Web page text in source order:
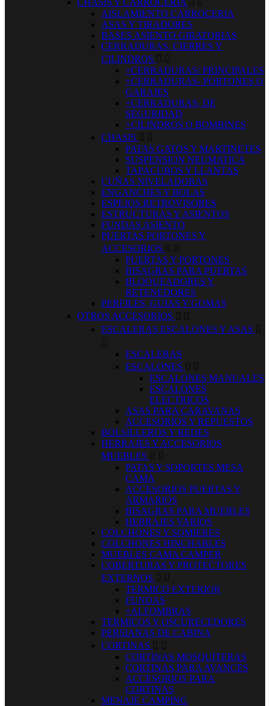
CHASIS Y CARROCERIA  
AISLAMIENTO CARROCERIA
ASAS Y TIRADORES
BASES ASIENTO GIRATORIAS
CERRADURAS, CIERRES Y
CILINDROS  
+CERRADURAS/ PRINCIPALES
+CERRADURAS- PORTONES O
GARAJES
+CERRADURAS, DE
SEGURIDAD
+CILINDROS O BOMBINES
CHASIS  
PATAS GATOS Y MARTINETES
SUSPENSION NEUMATICA
TAPACUBOS Y LLANTAS
CUÑAS NIVELADORAS
ENGANCHES Y BOLAS
ESPEJOS RETROVISORES
ESTRUCTURAS Y ASIENTOS
FUNDAS ASIENTO
PUERTAS PORTONES Y
ACCESORIOS  
PUERTAS Y PORTONES
BISAGRAS PARA PUERTAS
BLOQUEADORES Y
RETENEDORES
PERFILES, GUIAS Y GOMAS
OTROS ACCESORIOS  
ESCALERAS ESCALONES Y ASAS 

ESCALERAS
ESCALONES  
ESCALONES MANUALES
ESCALONES
ELECTRICOS
ASAS PARA CARAVANAS
ACCESORIOS Y REPUESTOS
BOLSILLEROS Y REDES
HERRAJES Y ACCESORIOS
MUEBLES  
PATAS Y SOPORTES MESA
CAMA
ACCESORIOS PUERTAS Y
ARMARIOS
BISAGRAS PARA MUEBLES
HERRAJES VARIOS
COLCHONES Y SOMIERES
COLCHONES HINCHABLES
MUEBLES CAMA CAMPER
COBERTURAS Y PROTECTORES
EXTERNOS  
TERMICO EXTERIOR
FUNDAS
+ALFOMBRAS
TERMICOS Y OSCURECEDORES
PERSIANAS DE CABINA
CORTINAS  
CORTINAS MOSQUITERAS
CORTINAS PARA AVANCES
ACCESORIOS PARA
CORTINAS
MENAJE CAMPING